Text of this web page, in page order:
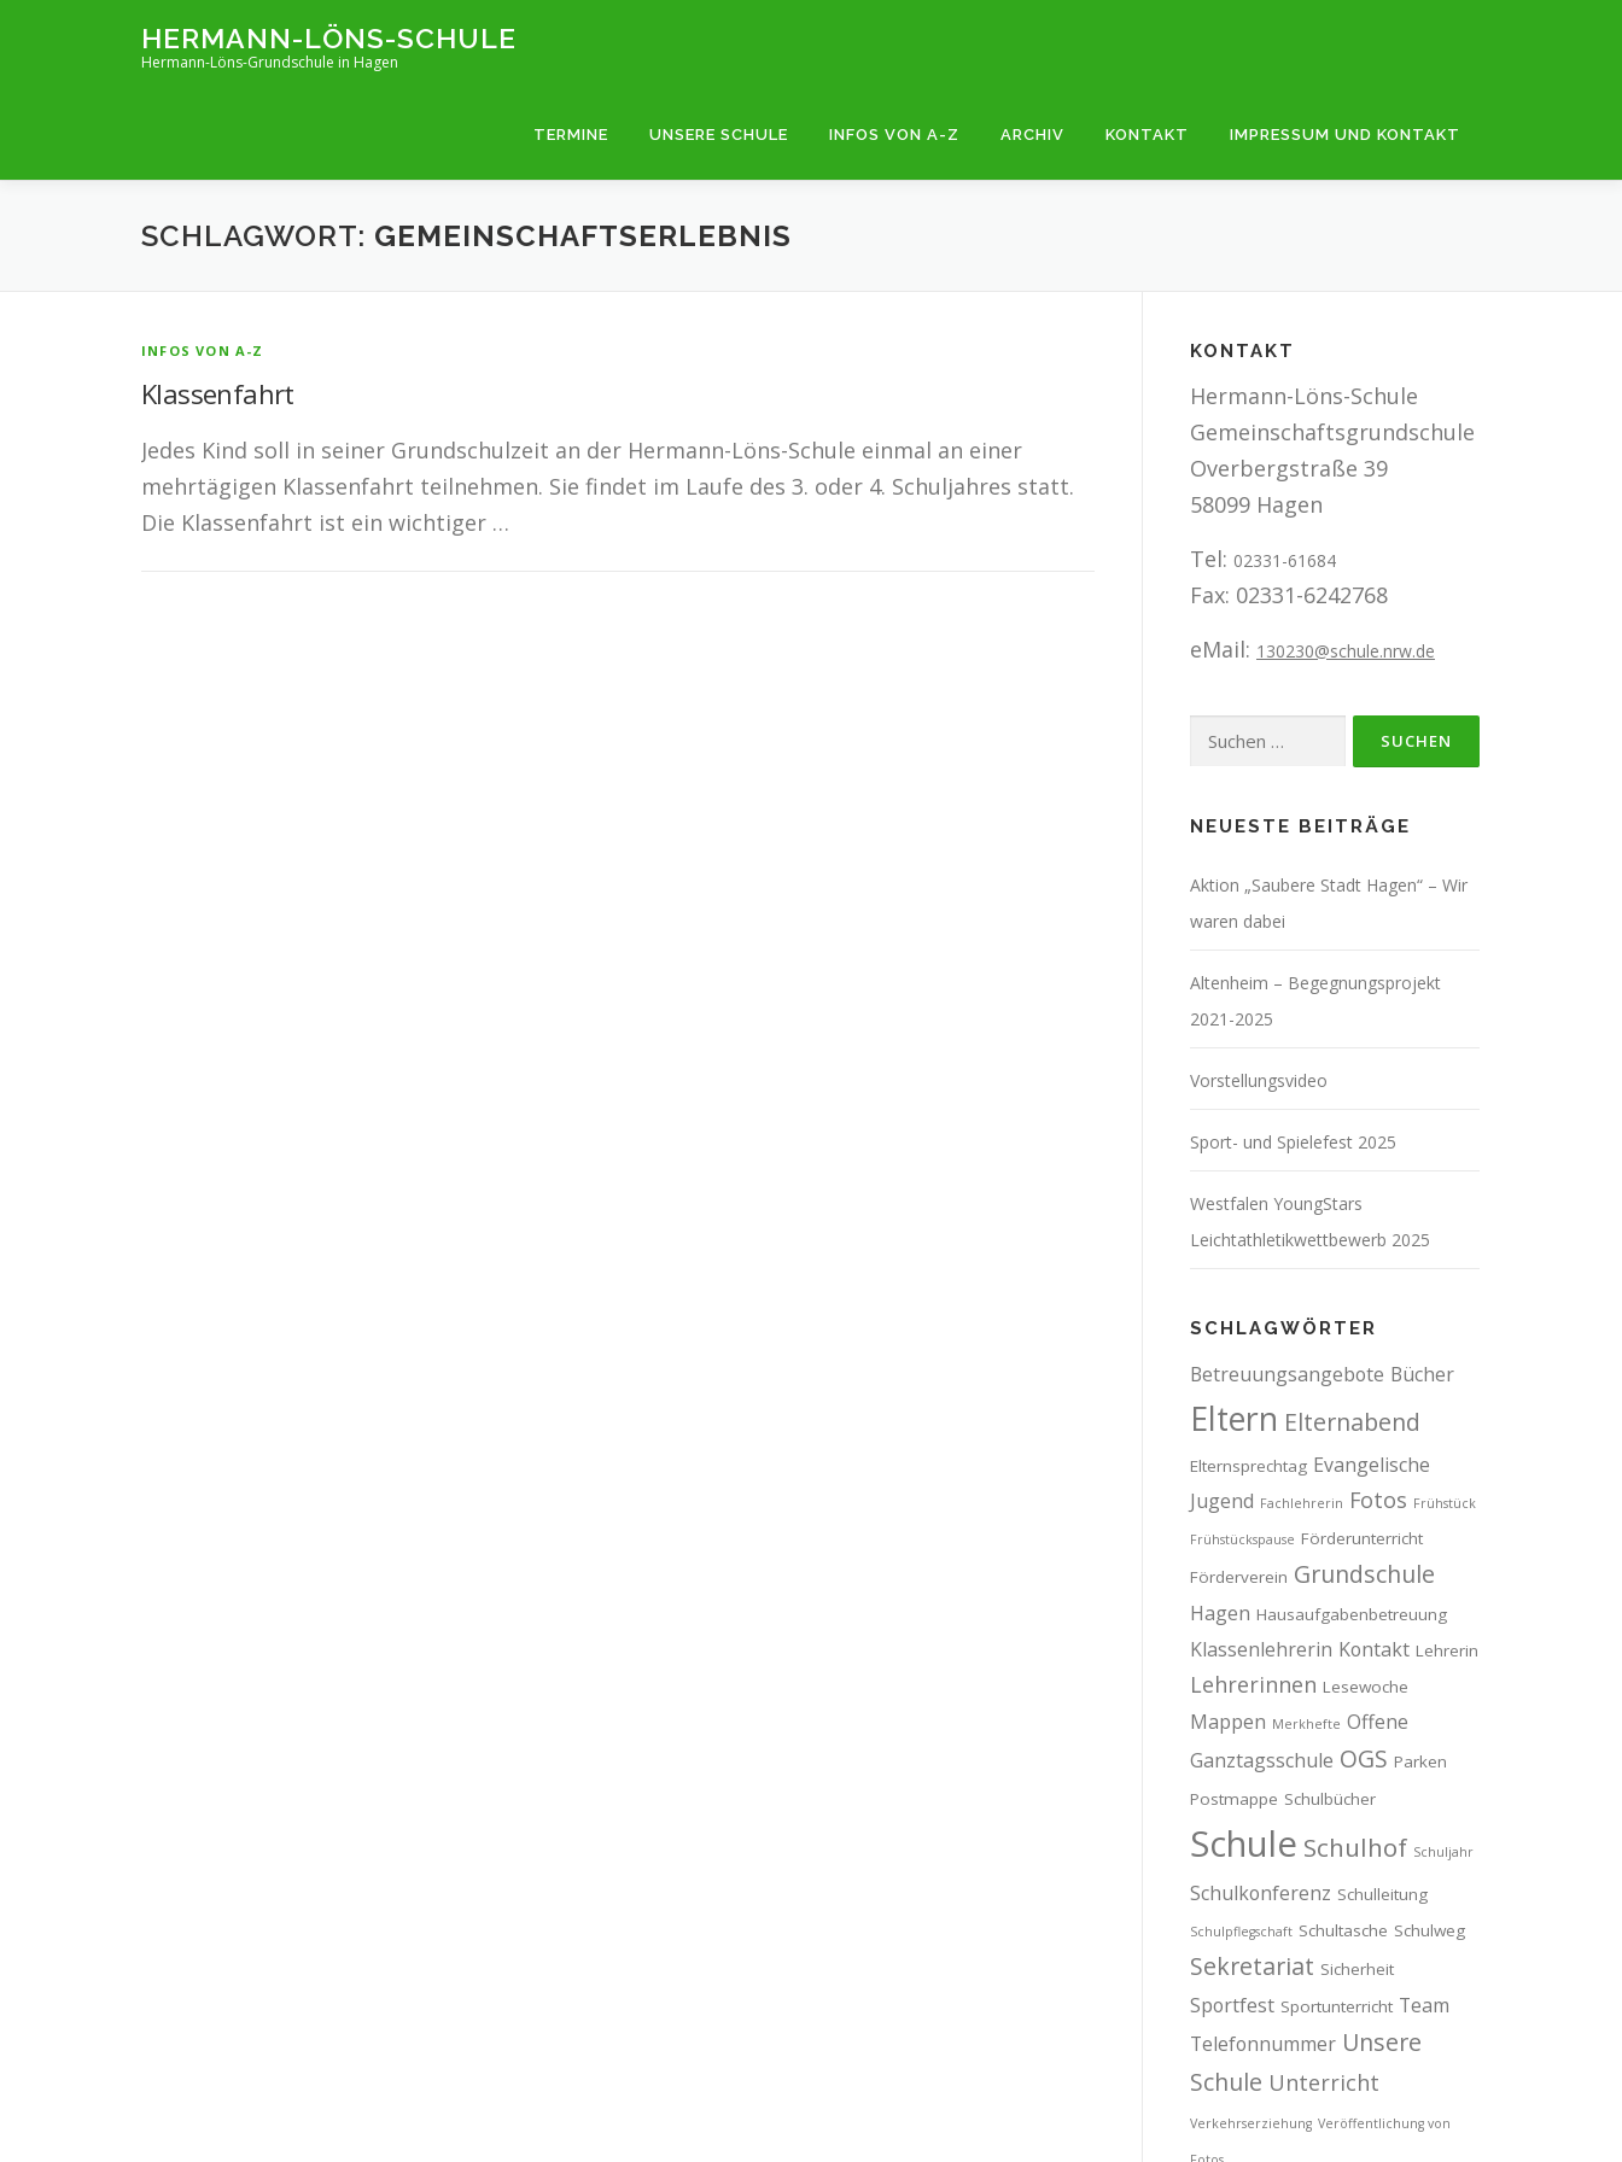
HERMANN-LÖNS-SCHULE
Hermann-Löns-Grundschule in Hagen
TERMINE UNSERE SCHULE INFOS VON A-Z ARCHIV KONTAKT IMPRESSUM UND KONTAKT
SCHLAGWORT: GEMEINSCHAFTSERLEBNIS
INFOS VON A-Z
Klassenfahrt
Jedes Kind soll in seiner Grundschulzeit an der Hermann-Löns-Schule einmal an einer
mehrtägigen Klassenfahrt teilnehmen. Sie findet im Laufe des 3. oder 4. Schuljahres statt.
Die Klassenfahrt ist ein wichtiger …
KONTAKT
Hermann-Löns-Schule
Gemeinschaftsgrundschule
Overbergstraße 39
58099 Hagen
Tel: 02331-61684
Fax: 02331-6242768
eMail: 130230@schule.nrw.de
Suchen
NEUESTE BEITRÄGE
Aktion „Saubere Stadt Hagen“ – Wir
waren dabei
Altenheim – Begegnungsprojekt
2021-2025
Vorstellungsvideo
Sport- und Spielefest 2025
Westfalen YoungStars
Leichtathletikwettbewerb 2025
SCHLAGWÖRTER
Betreuungsangebote Bücher
Eltern Elternabend
Elternsprechtag Evangelische
Jugend Fachlehrerin Fotos Frühstück
Frühstückspause Förderunterricht
Förderverein Grundschule
Hagen Hausaufgabenbetreuung
Klassenlehrerin Kontakt Lehrerin
Lehrerinnen Lesewoche
Mappen Merkhefte Offene
Ganztagsschule OGS Parken
Postmappe Schulbücher
Schule Schulhof Schuljahr
Schulkonferenz Schulleitung
Schulpflegschaft Schultasche Schulweg
Sekretariat Sicherheit
Sportfest Sportunterricht Team
Telefonnummer Unsere
Schule Unterricht
Verkehrserziehung Veröffentlichung von